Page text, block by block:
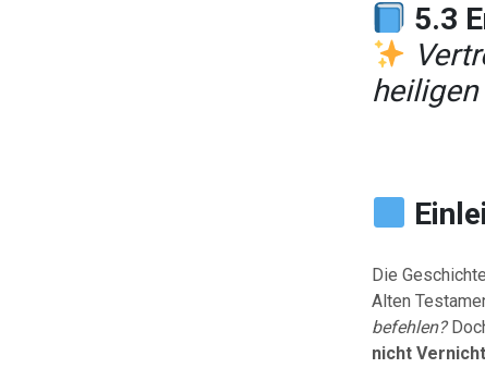
5.3
Die
Alten
befehlen?
nicht